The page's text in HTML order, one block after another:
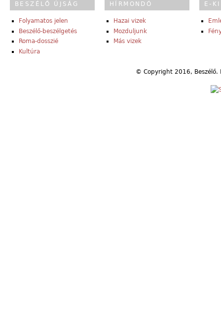
BESZÉLŐ ÚJSÁG
Folyamatos jelen
Beszélő-beszélgetés
Roma-dosszié
Kultúra
HÍRMONDÓ
Hazai vizek
Mozduljunk
Más vizek
E-
© Copyright 2016,